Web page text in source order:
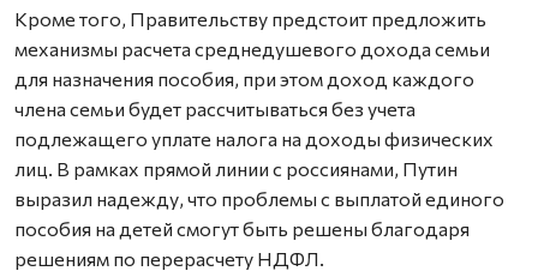
Кроме того, Правительству предстоит предложить
механизмы расчета среднедушевого дохода семьи
для назначения пособия, при этом доход каждого
члена семьи будет рассчитываться без учета
подлежащего уплате налога на доходы физических
лиц. В рамках прямой линии с россиянами, Путин
выразил надежду, что проблемы с выплатой единого
пособия на детей смогут быть решены благодаря
решениям по перерасчету НДФЛ.